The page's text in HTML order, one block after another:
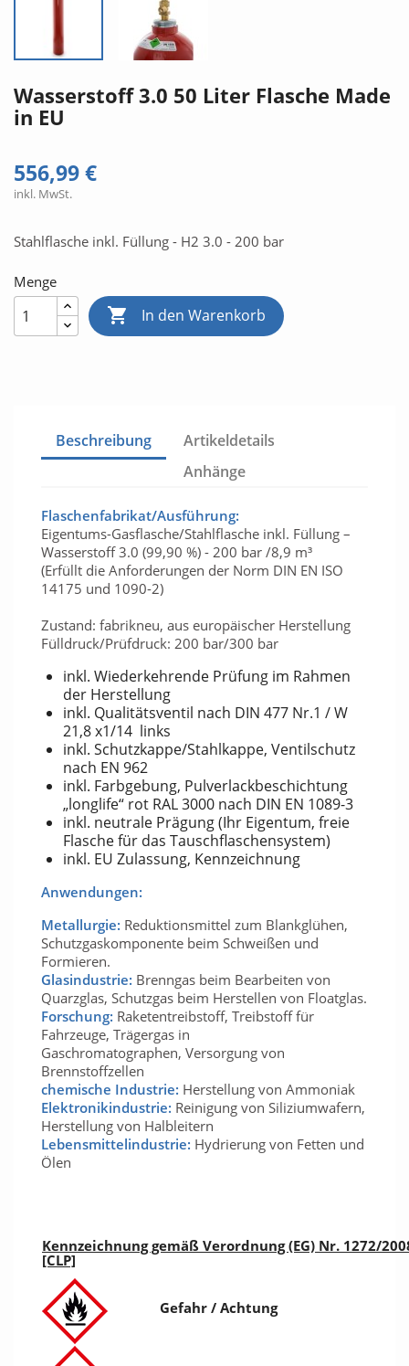
Wasserstoff 3.0 50 Liter Flasche Made
in EU
556,99 €
inkl. MwSt.
Stahlflasche inkl. Füllung - H2 3.0 - 200 bar
Menge
 In den Warenkorb
Beschreibung
Artikeldetails
Anhänge
Flaschenfabrikat/Ausführung:
Eigentums-Gasflasche/Stahlflasche inkl. Füllung –
Wasserstoff 3.0 (99,90 %) - 200 bar /8,9 m³
(Erfüllt die Anforderungen der Norm DIN EN ISO
14175 und 1090-2)
Zustand: fabrikneu, aus europäischer Herstellung
Fülldruck/Prüfdruck: 200 bar/300 bar
inkl. Wiederkehrende Prüfung im Rahmen
der Herstellung
inkl. Qualitätsventil nach DIN 477 Nr.1 / W
21,8 x1/14 links
inkl. Schutzkappe/Stahlkappe, Ventilschutz
nach EN 962
inkl. Farbgebung, Pulverlackbeschichtung
„longlife“ rot RAL 3000 nach DIN EN 1089-3
inkl. neutrale Prägung (Ihr Eigentum, freie
Flasche für das Tauschflaschensystem)
inkl. EU Zulassung, Kennzeichnung
Anwendungen:
Metallurgie: Reduktionsmittel zum Blankglühen,
Schutzgaskomponente beim Schweißen und
Formieren.
Glasindustrie: Brenngas beim Bearbeiten von
Quarzglas, Schutzgas beim Herstellen von Floatglas.
Forschung: Raketentreibstoff, Treibstoff für
Fahrzeuge, Trägergas in
Gaschromatographen, Versorgung von
Brennstoffzellen
chemische Industrie: Herstellung von Ammoniak
Elektronikindustrie: Reinigung von Siliziumwafern,
Herstellung von Halbleitern
Lebensmittelindustrie: Hydrierung von Fetten und
Ölen
Kennzeichnung gemäß Verordnung (EG) Nr. 1272/
[CLP]
Gefahr / Achtung